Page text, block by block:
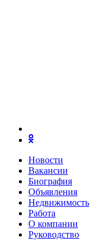
Новости
Вакансии
Биография
Объявления
Недвижимость
Работа
О компании
Руководство